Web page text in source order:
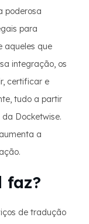
poderosa
para
aqueles que
integração, os
certificar e
tudo a partir
Docketwise.
a
faz?
de tradução